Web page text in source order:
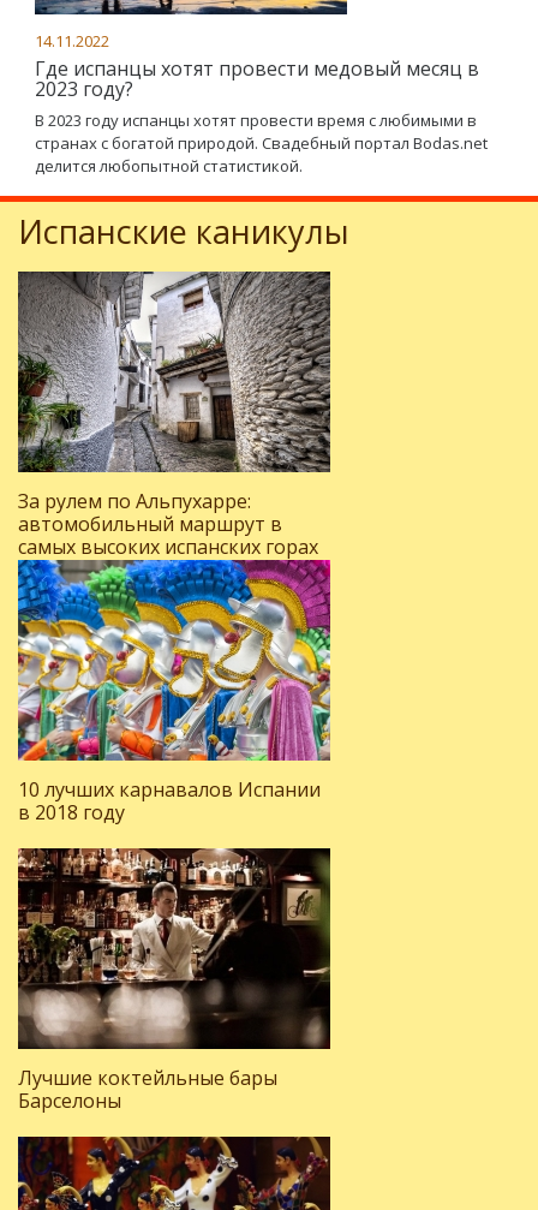
14.11.2022
Где испанцы хотят провести медовый месяц в
2023 году?
В 2023 году испанцы хотят провести время с любимыми в
странах с богатой природой. Свадебный портал Bodas.net
делится любопытной статистикой.
Испанские каникулы
За рулем по Альпухарре:
автомобильный маршрут в
самых высоких испанских горах
10 лучших карнавалов Испании
в 2018 году
Лучшие коктейльные бары
Барселоны